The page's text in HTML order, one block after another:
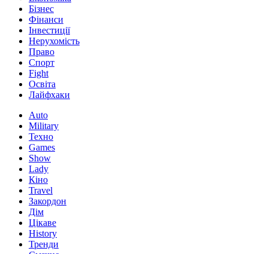
Бізнес
Фінанси
Інвестиції
Нерухомість
Право
Спорт
Fight
Освіта
Лайфхаки
Auto
Military
Техно
Games
Show
Lady
Кіно
Travel
Закордон
Дім
Цікаве
History
Тренди